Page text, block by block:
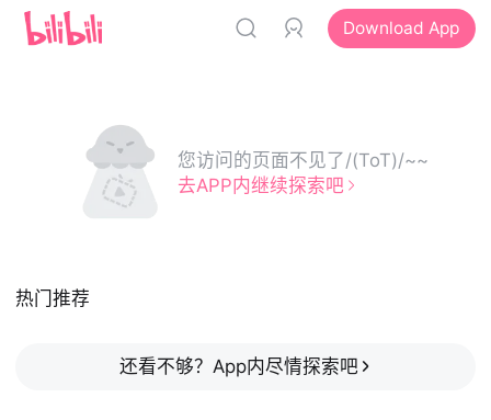
Download App
您访问的页面不见了/(ToT)/~~
去APP内继续探索吧
热门推荐
还看不够？App内尽情探索吧